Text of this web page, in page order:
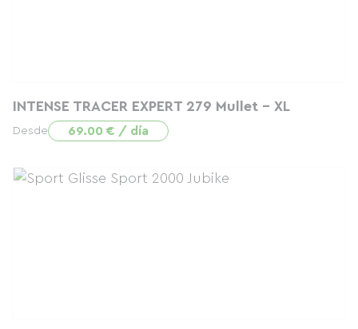
INTENSE TRACER EXPERT 279 Mullet - XL
Desde 69.00 € / día